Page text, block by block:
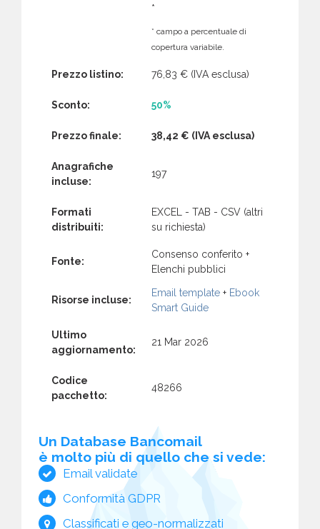
*
* campo a percentuale di
copertura variabile.
Prezzo listino: 76,83 € (IVA esclusa)
Sconto: 50%
Prezzo finale: 38,42 € (IVA esclusa)
Anagrafiche
incluse:
197
Formati
distribuiti:
EXCEL - TAB - CSV (altri
su richiesta)
Fonte:
Consenso conferito +
Elenchi pubblici
Risorse incluse:
Email template + Ebook
Smart Guide
Ultimo
aggiornamento:
21 Mar 2026
Codice
pacchetto:
48266
Un Database Bancomail
è molto più di quello che si vede:
Email validate
Conformità GDPR
Classificati e geo-normalizzati